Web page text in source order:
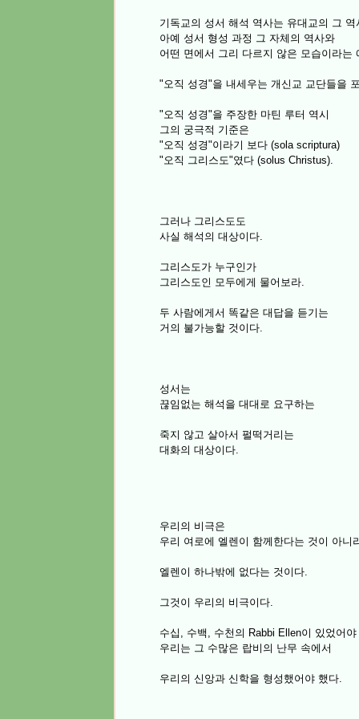
기독교의 성서 해석 역사는 유대교의 그 역
아예 성서 형성 과정 그 자체 의 역사와
어떤 면에서 그리 다르지 않은 모습이라는
"오직 성경"을 내세우는 개신교 교단들을
"오직 성경"을 주장한 마틴 루터 역시
그의 궁극적 기준은
"오직 성경"이라기 보다 (sola scriptura)
"오직 그리스도"였다 (solus Christus).
그러나 그리스도도
사실 해석의 대상이다.
그리스도가 누구인가
그리스도인 모두에게 물어보라.
두 사람에게서 똑같은 대답을 듣기는
거의 불가능할 것이다.
성서는
끊임없는 해석을 대대로 요구하는
죽지 않고 살아서 펄떡거리는
대화의 대상이다.
우리의 비극은
우리 여로에 엘렌이 함께한다는 것이 아니
엘렌이 하나밖에 없다는 것이다.
그것이 우리의 비극이다.
수십, 수백, 수천의 Rabbi Ellen이 있었어야
우리는 그 수많은 랍비의 난무 속에서
우리의 신앙과 신학을 형성했어야 했다.